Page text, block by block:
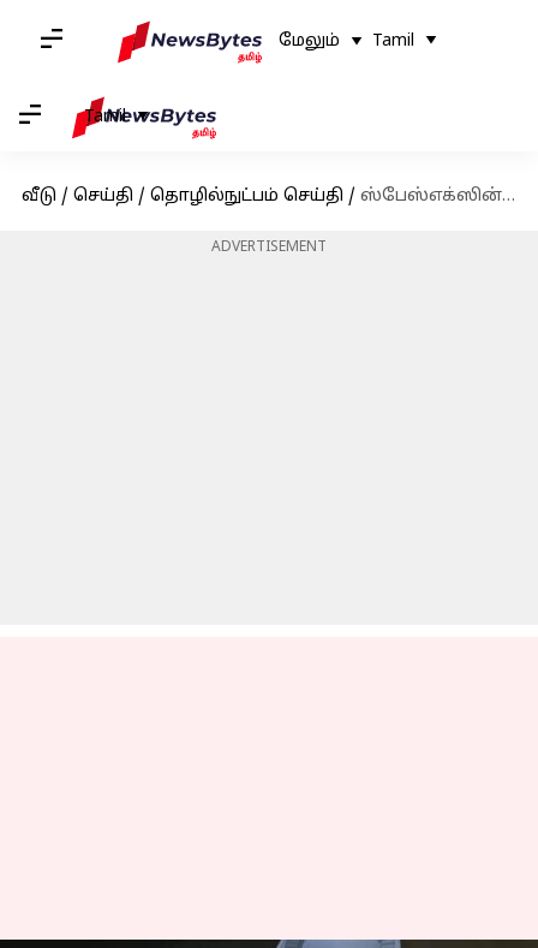
மேலும் Tamil
Tamil
வீடு / செய்தி / தொழில்நுட்பம் செய்தி / ஸ்பேஸ்எக்ஸின் போலரிஸ் டான் மிஷன்: முதல் தனியார் விண்வெளி நடைப்பயணத்தைச் சுற்றியுள்ள அபாயங்கள்
ADVERTISEMENT